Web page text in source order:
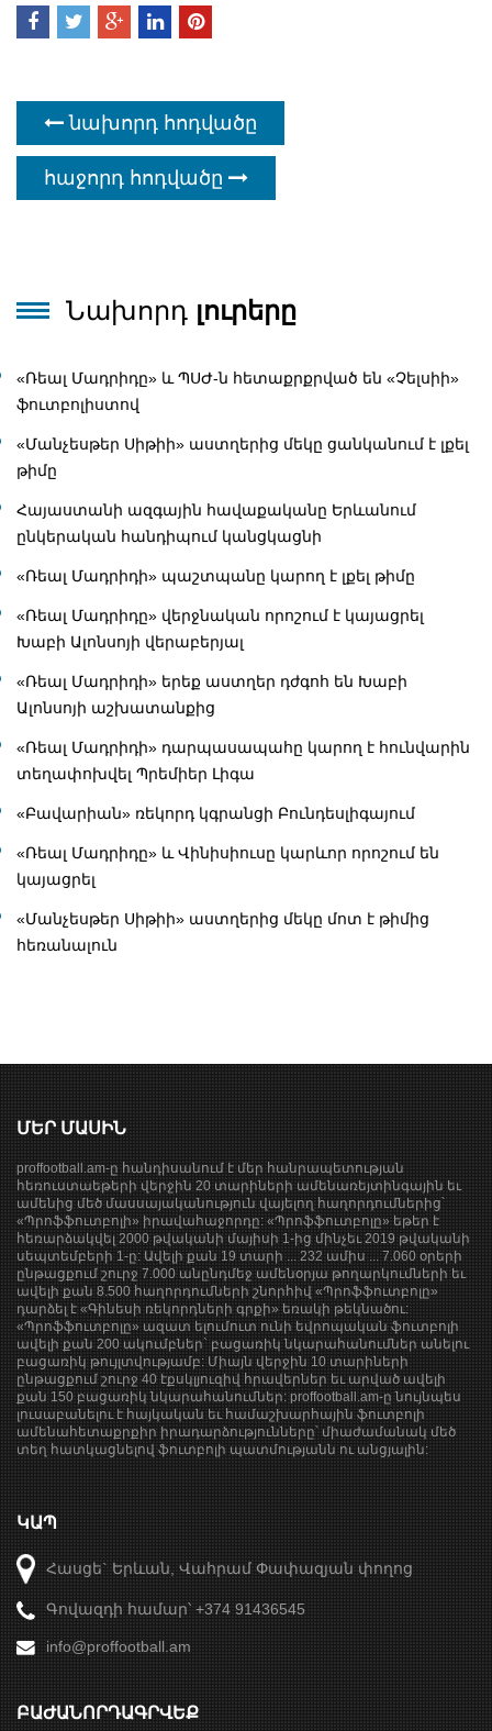
նախորդ հոդվածը
հաջորդ հոդվածը
Նախորդ լուրերը
«Ռեալ Մադրիդը» և ՊՍԺ-ն հետաքրքրված են «Չելսիի»
ֆուտբոլիստով
«Մանչեսթեր Սիթիի» աստղերից մեկը ցանկանում է լքել
թիմը
Հայաստանի ազգային հավաքականը Երևանում
ընկերական հանդիպում կանցկացնի
«Ռեալ Մադրիդի» պաշտպանը կարող է լքել թիմը
«Ռեալ Մադրիդը» վերջնական որոշում է կայացրել
Խաբի Ալոնսոյի վերաբերյալ
«Ռեալ Մադրիդի» երեք աստղեր դժգոհ են Խաբի
Ալոնսոյի աշխատանքից
«Ռեալ Մադրիդի» դարպասապահը կարող է հունվարին
տեղափոխվել Պրեմիեր Լիգա
«Բավարիան» ռեկորդ կգրանցի Բունդեսլիգայում
«Ռեալ Մադրիդը» և Վինիսիուսը կարևոր որոշում են
կայացրել
«Մանչեսթեր Սիթիի» աստղերից մեկը մոտ է թիմից
հեռանալուն
ՄԵՐ ՄԱՍԻՆ
proffootball.am-ը հանդիսանում է մեր հանրապետության
հեռուստաեթերի վերջին 20 տարիների ամենառեյտինգային եւ
ամենից մեծ մասսայականություն վայելող հաղորդումներից՝
«Պրոֆֆուտբոլի» իրավահաջորդը: «Պրոֆֆուտբոլը» եթեր է
հեռարձակվել 2000 թվականի մայիսի 1-ից մինչեւ 2019 թվականի
սեպտեմբերի 1-ը: Ավելի քան 19 տարի ... 232 ամիս ... 7.060 օրերի
ընթացքում շուրջ 7.000 անընդմեջ ամենօրյա թողարկումների եւ
ավելի քան 8.500 հաղորդումների շնորհիվ «Պրոֆֆուտբոլը»
դարձել է «Գինեսի ռեկորդների գրքի» եռակի թեկնածու:
«Պրոֆֆուտբոլը» ազատ ելումուտ ունի եվրոպական ֆուտբոլի
ավելի քան 200 ակումբներ` բացառիկ նկարահանումներ անելու
բացառիկ թույլտվությամբ: Միայն վերջին 10 տարիների
ընթացքում շուրջ 40 էքսկլյուզիվ հրավերներ եւ արված ավելի
քան 150 բացառիկ նկարահանումներ: proffootball.am-ը նույնպես
լուսաբանելու է հայկական եւ համաշխարհային ֆուտբոլի
ամենահետաքրքիր իրադարձությունները՝ միաժամանակ մեծ
տեղ հատկացնելով ֆուտբոլի պատմությանն ու անցյալին:
ԿԱՊ
Հասցե` Երևան, Վահրամ Փափազյան փողոց
Գովազդի համար՝ +374 91436545
info@proffootball.am
ԲԱԺԱՆՈՐԴԱԳՐՎԵՔ